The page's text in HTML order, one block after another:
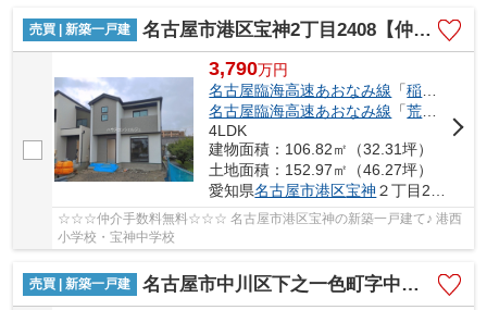
売買 | 新築一戸建 名古屋市港区宝神2丁目2408【仲介手数料無料】新築一戸建て 3号棟
3,790万円
名古屋臨海高速あおなみ線 「稲永
名古屋臨海高速あおなみ線 「荒子川公園
4LDK
建物面積：106.82㎡（32.31坪）
土地面積：152.97㎡（46.27坪）
愛知県名古屋市港区宝神 ２丁目2408-1
☆☆☆仲介手数料無料☆☆☆ 名古屋市港区宝神の新築一戸建て♪ 港西
小学校・宝神中学校
売買 | 新築一戸建 名古屋市中川区下之一色町字中ノ切26【仲介手数料無料】新築一戸建て 1号棟